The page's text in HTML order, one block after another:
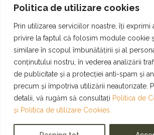
Politica de utilizare cookies
Prin utilizarea serviciilor noastre, îți exprimi
privire la faptul că folosim module cookie
similare în scopul îmbunătățirii și al
conținutului nostru, în vederea analizării
de publicitate și a protecției anti-spam și
precum și împotriva utilizării neautorizate.
detalii, vă rugăm să consultați Politica de
și Politica de utilizare Cookies.